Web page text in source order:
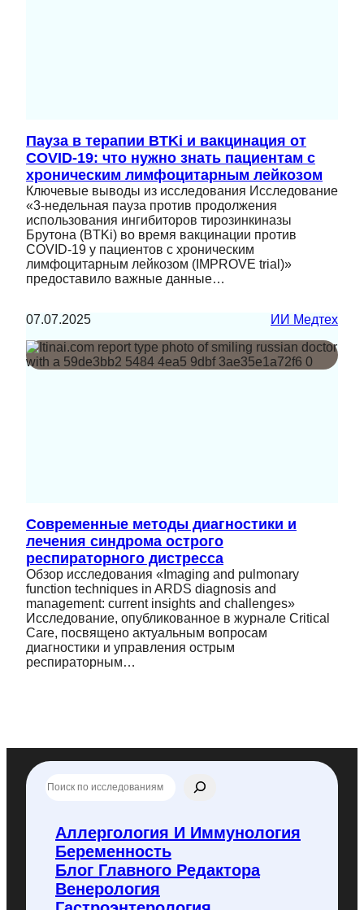
Пауза в терапии BTKi и вакцинация от
COVID-19: что нужно знать пациентам с
хроническим лимфоцитарным лейкозом
Ключевые выводы из исследования Исследование
«3-недельная пауза против продолжения
использования ингибиторов тирозинкиназы
Брутона (BTKi) во время вакцинации против
COVID-19 у пациентов с хроническим
лимфоцитарным лейкозом (IMPROVE trial)»
предоставило важные данные…
07.07.2025 ИИ Медтех
Современные методы диагностики и
лечения синдрома острого
респираторного дистресса
Обзор исследования «Imaging and pulmonary
function techniques in ARDS diagnosis and
management: current insights and challenges»
Исследование, опубликованное в журнале Critical
Care, посвящено актуальным вопросам
диагностики и управления острым
респираторным…
П
о
Аллергология И Иммунология
Беременность
Блог Главного Редактора
Венерология